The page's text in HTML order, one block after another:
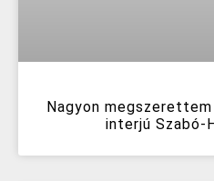
Nagyon
interjú Szabó-